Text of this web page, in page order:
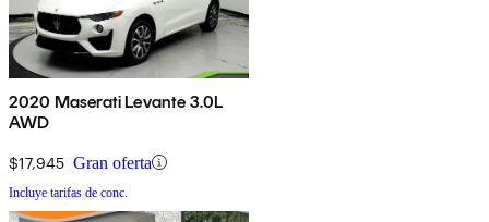
2020 Maserati Levante 3.0L
AWD
$17,945 Gran oferta
Incluye tarifas de conc.